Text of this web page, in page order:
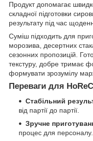
Продукт допомагає
складної підготовки
результату під час
Суміш підходить для
морозива, десертних
сезонних пропозицій.
текстуру, добре тримає
формувати зрозумілу
Переваги для
Стабільний
від партії до партії.
Зручне
процес для персоналу.